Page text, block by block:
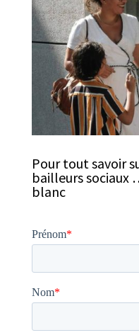
Pour tout savoir
bailleurs
blanc